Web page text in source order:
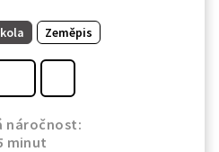
Zeměpis
náročnost:
minut